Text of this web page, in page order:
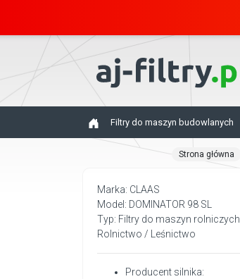
Filtry do maszyn budowlanych
Strona główna
Marka: CLAAS
Model: DOMINATOR 98 SL
Typ: Filtry do maszyn rolniczych
Rolnictwo / Leśnictwo
Producent silnika: